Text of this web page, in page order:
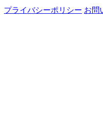
プライバシーポリシー お問